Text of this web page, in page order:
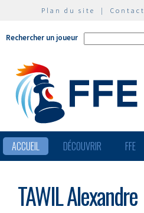
Plan du site | Contact
Rechercher un joueur
ACCUEIL DÉCOUVRIR FFE
TAWIL Alexandre